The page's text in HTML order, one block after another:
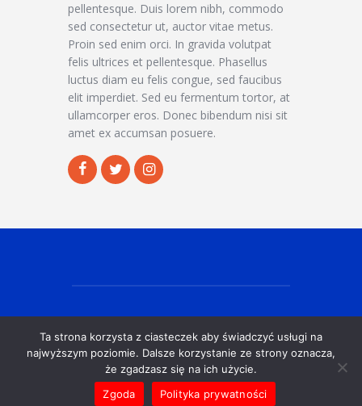
pellentesque. Duis lorem nibh, commodo
sed consectetur ut, auctor vitae metus.
Proin sed enim orci. In gravida volutpat
felis ultrices et pellentesque. Phasellus
luctus diam eu felis congue, sed faucibus
elit imperdiet. Sed eu fermentum tortor, at
ullamcorper eros. Donec bibendum nisi sit
amet ex accumsan posuere.
© EX Siedlce Gdańsk 2025
POLITYKA PRYWATNOŚCI
Ta strona korzysta z ciasteczek aby świadczyć usługi na
najwyższym poziomie. Dalsze korzystanie ze strony oznacza,
że zgadzasz się na ich użycie.
Zgoda
Polityka prywatności